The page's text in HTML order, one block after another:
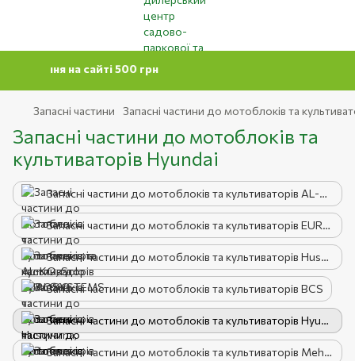
на сайті 500 грн
Запасні частини Запасні частини до мотоблоків та
Запасні частини до мотоблоків та
культиваторів Hyundai
Запасні частини до мотоблоків та культиваторів AL-KO, Solo by AL-KO
Запасні частини до мотоблоків та культиваторів EUROSYSTEMS
Запасні частини до мотоблоків та культиваторів Husqvarna, Partner
Запасні частини до мотоблоків та культиваторів BCS
Запасні частини до мотоблоків та культиваторів Hyundai
Запасні частини до мотоблоків та культиваторів Mehanica Benassi